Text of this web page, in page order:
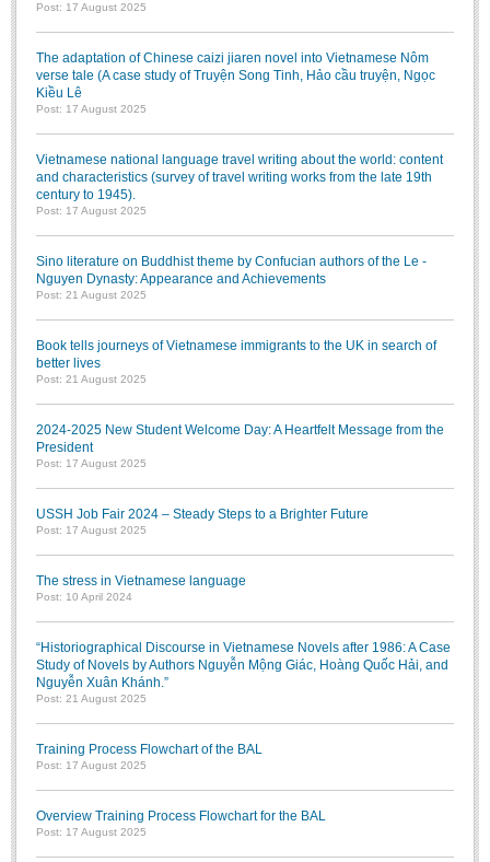
Post: 17 August 2025
The adaptation of Chinese caizi jiaren novel into Vietnamese Nôm
verse tale (A case study of Truyện Song Tinh, Hảo cầu truyện, Ngọc
Kiều Lê
Post: 17 August 2025
Vietnamese national language travel writing about the world: content
and characteristics (survey of travel writing works from the late 19th
century to 1945).
Post: 17 August 2025
Sino literature on Buddhist theme by Confucian authors of the Le -
Nguyen Dynasty: Appearance and Achievements
Post: 21 August 2025
Book tells journeys of Vietnamese immigrants to the UK in search of
better lives
Post: 21 August 2025
2024-2025 New Student Welcome Day: A Heartfelt Message from the
President
Post: 17 August 2025
USSH Job Fair 2024 – Steady Steps to a Brighter Future
Post: 17 August 2025
The stress in Vietnamese language
Post: 10 April 2024
“Historiographical Discourse in Vietnamese Novels after 1986: A Case
Study of Novels by Authors Nguyễn Mộng Giác, Hoàng Quốc Hải, and
Nguyễn Xuân Khánh.”
Post: 21 August 2025
Training Process Flowchart of the BAL
Post: 17 August 2025
Overview Training Process Flowchart for the BAL
Post: 17 August 2025